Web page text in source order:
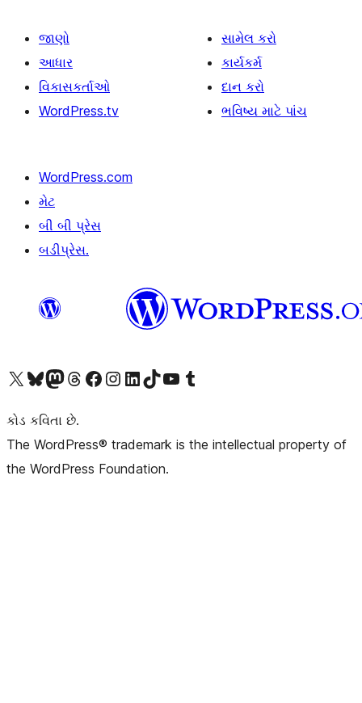
જાણો
આધાર
વિકાસકર્તાઓ
WordPress.tv
સામેલ કરો
કાર્યકર્મ
દાન કરો
ભવિષ્ય માટે પાંચ
WordPress.com
મેટ
બી બી પ્રેસ
બડીપ્રેસ.
અમારા X (અગાઉ ટ્વિટર) એકાઉન્ટની મુલાકાત લોઅમારા Bluesky એકાઉન્ટની મુલાકાત લોઅમારા માસ્ટોડોન એકાઉન્ટની મુલાકાત લોઅમારા Threads એકાઉન્ટની મુલાકાત લો અમારા ફેસબુક પેજની મુલાકાત લોઅમારા ઇન્સ્ટાગ્રામ એકાઉન્ટની મુલાકાત લો અમારા LinkedIn એકાઉન્ટની મુલાકાત લોઅમારા TikTok એકાઉન્ટની મુલાકાત લોઅમારી YouTube ચેનલની મુલાકાત લો અમારા Tumblr એકાઉન્ટની મુલાકાત લો
કોડ કવિતા છે.
The WordPress® trademark is the intellectual property of
the WordPress Foundation.